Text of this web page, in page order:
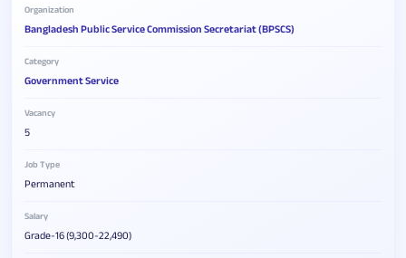
Organization
Bangladesh Public Service Commission Secretariat (BPSCS)
Category
Government Service
Vacancy
5
Job Type
Permanent
Salary
Grade-16 (9,300-22,490)